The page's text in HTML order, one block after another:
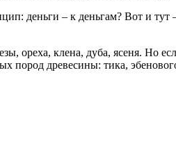
деньги – к деньгам? Вот и
ореха, клена, дуба, ясеня. Но
пород древесины: тика,